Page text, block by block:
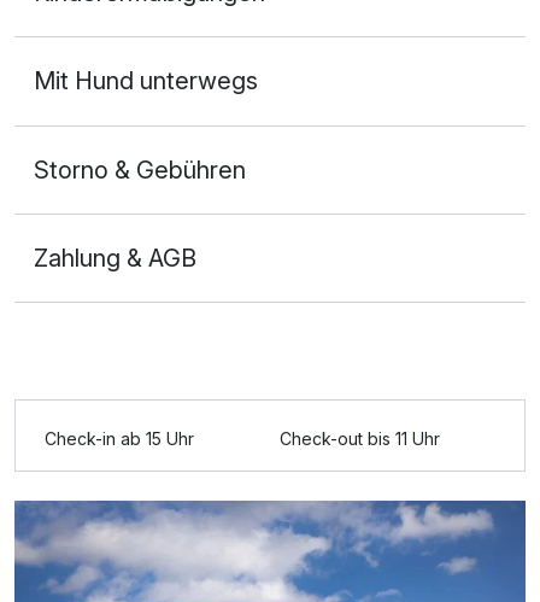
Mit Hund unterwegs
Storno & Gebühren
Zahlung & AGB
Check-in ab 15 Uhr Check-out bis 11 Uhr